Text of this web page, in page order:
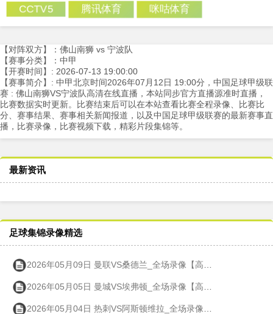
CCTV5 腾讯体育 咪咕体育
【对阵双方】：佛山南狮 vs 宁波队
【赛事分类】：中甲
【开赛时间】: 2026-07-13 19:00:00
【赛事简介】: 中甲北京时间2026年07月12日 19:00分，中国足球甲级联
赛 : 佛山南狮VS宁波队高清在线直播，本站同步官方直播源准时直播，
比赛数据实时更新。比赛结束后可以在本站查看比赛全程录像、比赛比
分、赛事结果、赛事相关新闻报道，以及中国足球甲级联赛的最新赛事直
播，比赛录像，比赛视频下载，精彩片段集锦等。
最新资讯
足球集锦录像精选
2026年05月09日 曼联VS桑德兰_全场录像【高清回放】
2026年05月05日 曼城VS埃弗顿_全场录像【高清回放】
2026年05月04日 热刺VS阿斯顿维拉_全场录像【高清回放】